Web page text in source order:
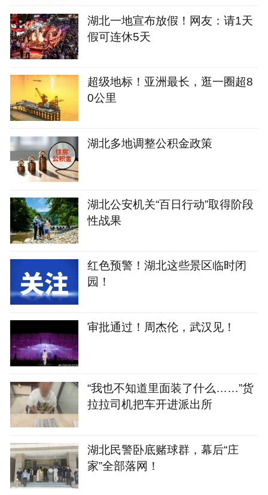
湖北一地宣布放假！网友：请1天
假可连休5天
超级地标！亚洲最长，逛一圈超8
0公里
湖北多地调整公积金政策
湖北公安机关“百日行动”取得阶段
性战果
红色预警！湖北这些景区临时闭
园！
审批通过！周杰伦，武汉见！
“我也不知道里面装了什么……”货
拉拉司机把车开进派出所
湖北民警卧底赌球群，幕后“庄
家”全部落网！